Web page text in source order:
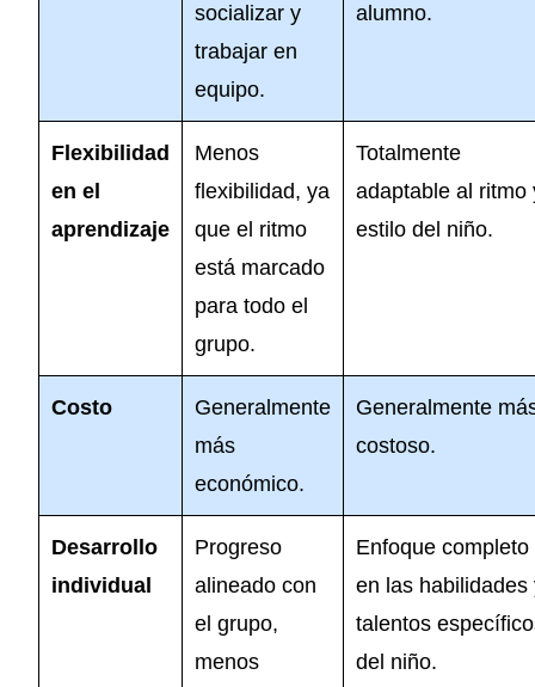
socializar y
trabajar en
equipo.
alumno.
Flexibilidad
en el
aprendizaje
Menos
flexibilidad, ya
que el ritmo
está marcado
para todo el
grupo.
Totalmente
adaptable al ritmo
estilo del niño.
Costo
Generalmente
más
económico.
Generalmente
costoso.
Desarrollo
individual
Progreso
alineado con
el grupo,
menos
Enfoque completo
en las habilidades
talentos
del niño.